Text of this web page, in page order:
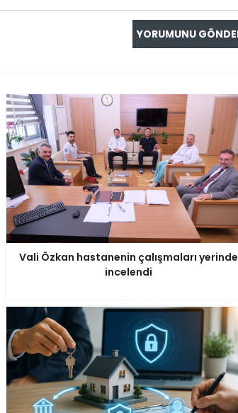
Vali Özkan hastanenin çalışmaları yerinde
incelendi